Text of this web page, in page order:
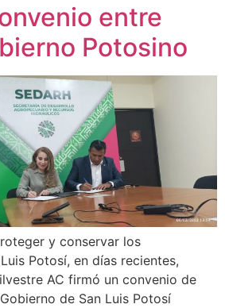
entre
Potosino
y conservar los
Potosí, en días recientes,
AC firmó un convenio de
de San Luis Potosí